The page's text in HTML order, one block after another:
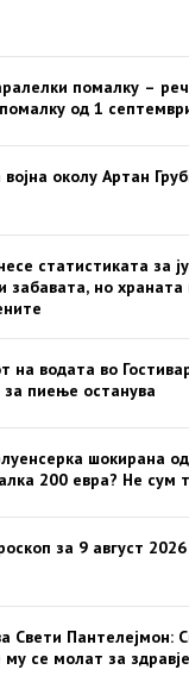
помалку –
од 1
околу Артан
статистиката за
забавата, но храната
на водата во
за пиење останува
шокирана
200 евра? Не сум
за 9 август
Свети Пантелејмон:
се молат за